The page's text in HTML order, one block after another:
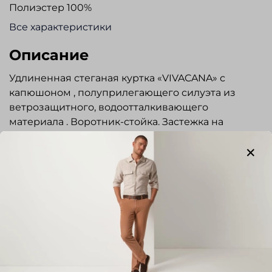
Полиэстер 100%
Все характеристики
Описание
Удлиненная стеганая куртка «VIVACANA» с
капюшоном , полуприлегающего силуэта из
ветрозащитного, водоотталкивающего
материала . Воротник-стойка. Застежка на
молнию и ветрозащитный клапан на кнопках .
Два боковых кармана с застежкой на молнии.
Внутри карманов для дополнительного тепла -
мягкий флис. Предусмотрено два внутренних
кармана. На левом рукаве карман на молнии.
Предусмотрены две шлицы на молнии по бокам.
В изделии использован наполнитель био-пух
который обеспечит комфорт даже в самые
холодные зимние дни. Куртка отлично подходит
для повседневной носки, прогулок и